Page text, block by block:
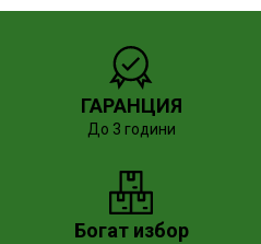
ГАРАНЦИЯ
До 3 години
Богат избор